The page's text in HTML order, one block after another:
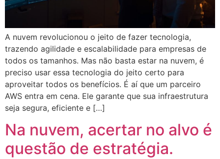
A nuvem revolucionou o jeito de fazer tecnologia,
trazendo agilidade e escalabilidade para empresas de
todos os tamanhos. Mas não basta estar na nuvem, é
preciso usar essa tecnologia do jeito certo para
aproveitar todos os benefícios. É aí que um parceiro
AWS entra em cena. Ele garante que sua infraestrutura
seja segura, eficiente e […]
Na nuvem, acertar no alvo é
questão de estratégia.